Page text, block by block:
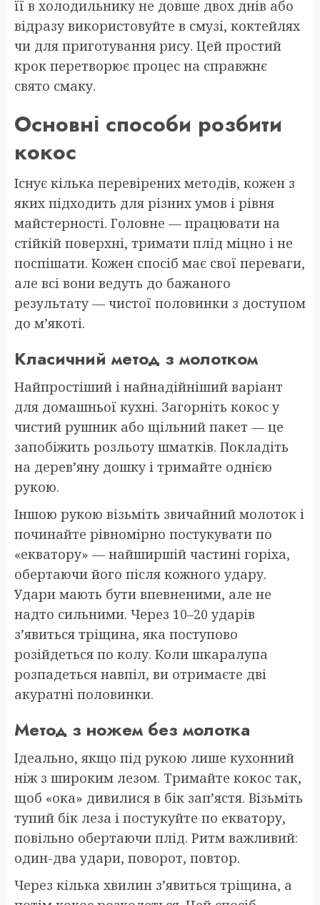
її в холодильнику не довше двох днів або
відразу використовуйте в смузі, коктейлях
чи для приготування рису. Цей простий
крок перетворює процес на справжнє
свято смаку.
Основні способи розбити
кокос
Існує кілька перевірених методів, кожен з
яких підходить для різних умов і рівня
майстерності. Головне — працювати на
стійкій поверхні, тримати плід міцно і не
поспішати. Кожен спосіб має свої переваги,
але всі вони ведуть до бажаного
результату — чистої половинки з доступом
до м’якоті.
Класичний метод з молотком
Найпростіший і найнадійніший варіант
для домашньої кухні. Загорніть кокос у
чистий рушник або щільний пакет — це
запобіжить розльоту шматків. Покладіть
на дерев’яну дошку і тримайте однією
рукою.
Іншою рукою візьміть звичайний молоток і
починайте рівномірно постукувати по
«екватору» — найширшій частині горіха,
обертаючи його після кожного удару.
Удари мають бути впевненими, але не
надто сильними. Через 10–20 ударів
з’явиться тріщина, яка поступово
розійдеться по колу. Коли шкаралупа
розпадеться навпіл, ви отримаєте дві
акуратні половинки.
Метод з ножем без молотка
Ідеально, якщо під рукою лише кухонний
ніж з широким лезом. Тримайте кокос так,
щоб «ока» дивилися в бік зап’ястя. Візьміть
тупий бік леза і постукуйте по екватору,
повільно обертаючи плід. Ритм важливий:
один-два удари, поворот, повтор.
Через кілька хвилин з’явиться тріщина, а